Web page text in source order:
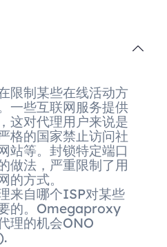
限制某些在线活动方
一些互联网服务提供
这对代理用户来说是
格的国家禁止访问社
站等。封锁特定端口
做法，严重限制了用
的方式。
来自哪个ISP对某些
的。Omegaproxy
理的机会ONO